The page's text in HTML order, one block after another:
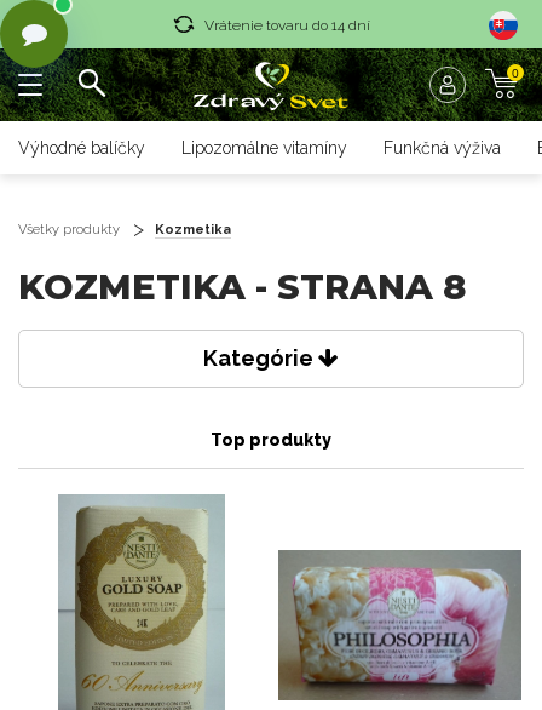
Vrátenie tovaru do 14 dní
Rýchle dodanie <36 hod
Rýchle dodanie <36 hod
0
Výhodné balíčky Lipozomálne vitamíny Funkčná výživa
Všetky produkty Kozmetika
KOZMETIKA - STRANA 8
Kategórie
Top produkty